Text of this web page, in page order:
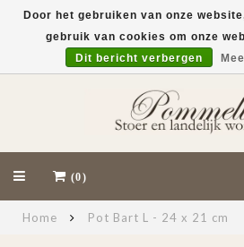
(0)
Home Pot Bart L - 24 x 21 cm
Door het gebruiken van onze
gebruik van cookies om onze
Dit bericht verbergen